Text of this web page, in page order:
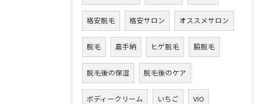
格安脱毛 格安サロン オススメサロン
脱毛 嘉手納 ヒゲ脱毛 脇脱毛
脱毛後の保湿 脱毛後のケア
ボディークリーム いちご VIO